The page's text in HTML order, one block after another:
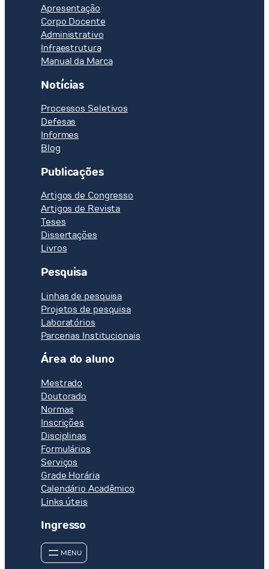
Apresentação
Corpo Docente
Administrativo
Infraestrutura
Manual da Marca
Notícias
Processos Seletivos
Defesas
Informes
Blog
Publicações
Artigos de Congresso
Artigos de Revista
Teses
Dissertações
Livros
Pesquisa
Linhas de pesquisa
Projetos de pesquisa
Laboratórios
Parcerias Institucionais
Área do aluno
Mestrado
Doutorado
Normas
Inscrições
Disciplinas
Formulários
Serviços
Grade Horária
Calendário Acadêmico
Links úteis
Ingresso